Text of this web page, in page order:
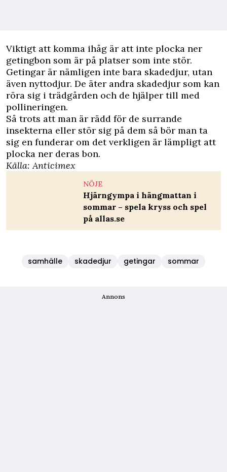
Viktigt att komma ihåg är att inte plocka ner
getingbon som är på platser som inte stör.
Getingar är nämligen inte bara skadedjur, utan
även nyttodjur. De äter andra skadedjur som kan
röra sig i trädgården och de hjälper till med
pollineringen.
Så trots att man är rädd för de surrande
insekterna eller stör sig på dem så bör man ta
sig en funderar om det verkligen är lämpligt att
plocka ner deras bon.
Källa:Anticimex
NÖJE
Hjärngympa i hängmattan i
sommar – spela kryss och spel
på allas.se
samhälle skadedjur getingar sommar
Annons